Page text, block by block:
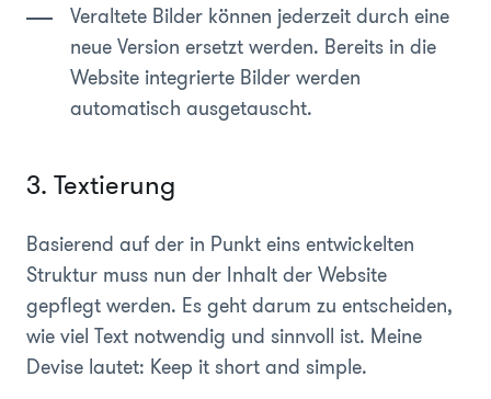
Veraltete Bilder können jederzeit durch eine
neue Version ersetzt werden. Bereits in die
Website integrierte Bilder werden
automatisch ausgetauscht.
3. Textierung
Basierend auf der in Punkt eins entwickelten
Struktur muss nun der Inhalt der Website
gepflegt werden. Es geht darum zu entscheiden,
wie viel Text notwendig und sinnvoll ist. Meine
Devise lautet: Keep it short and simple.